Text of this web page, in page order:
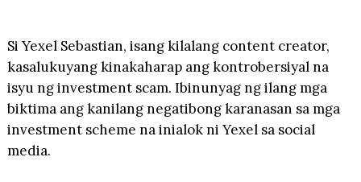
Si Yexel Sebastian, isang kilalang content creator,
kasalukuyang kinakaharap ang kontrobersiyal na
isyu ng investment scam. Ibinunyag ng ilang mga
biktima ang kanilang negatibong karanasan sa mga
investment scheme na inialok ni Yexel sa social
media.